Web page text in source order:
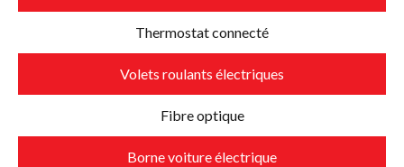
Thermostat connecté
Volets roulants électriques
Fibre optique
Borne voiture électrique